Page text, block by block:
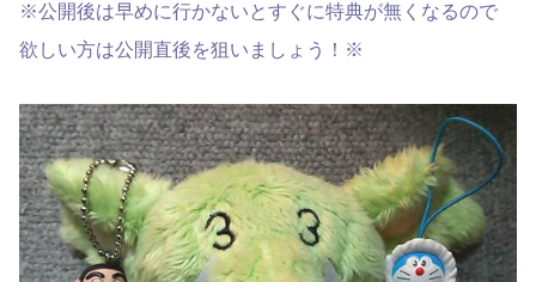
※公開後は早めに行かないとすぐに特典が無くなるので
欲しい方は公開直後を狙いましょう！※